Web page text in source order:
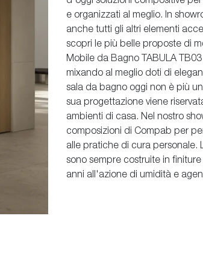
e organizzati al meglio. In
anche tutti gli altri elementi
scopri le più belle proposte di
Mobile da Bagno TABULA
mixando al meglio doti di
sala da bagno oggi non è più
sua progettazione viene
ambienti di casa. Nel nostro
composizioni di Compab per
alle pratiche di cura personale.
sono sempre costruite in
anni all'azione di umidità e